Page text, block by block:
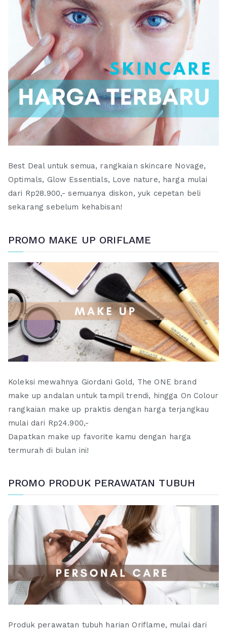
Best Deal untuk semua, rangkaian skincare Novage,
Optimals, Glow Essentials, Love nature, harga mulai
dari Rp28.900,- semuanya diskon, yuk cepetan beli
sekarang sebelum kehabisan!
PROMO MAKE UP ORIFLAME
Koleksi mewahnya Giordani Gold, The ONE brand
make up andalan untuk tampil trendi, hingga On Colour
rangkaian make up praktis dengan harga terjangkau
mulai dari Rp24.900,-
Dapatkan make up favorite kamu dengan harga
termurah di bulan ini!
PROMO PRODUK PERAWATAN TUBUH
Produk perawatan tubuh harian Oriflame, mulai dari